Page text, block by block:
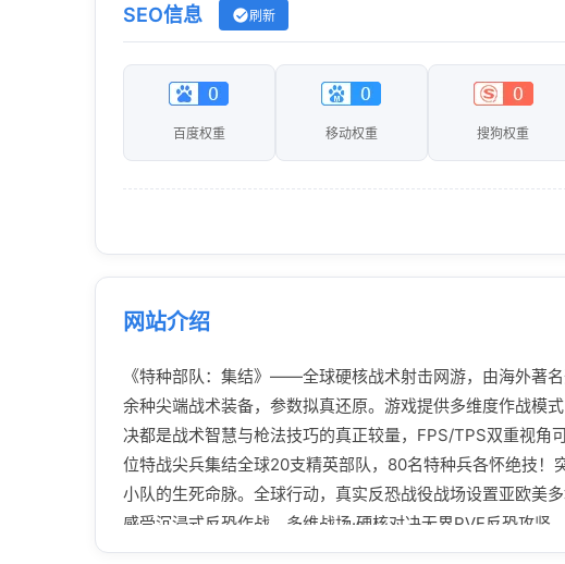
SEO信息 刷新
百度权重 移动权重 搜狗权重
网站介绍
《特种部队：集结》——全球硬核战术射击网游，由海外著
余种尖端战术装备，参数拟真还原。游戏提供多维度作战模
决都是战术智慧与枪法技巧的真正较量，FPS/TPS双重视角
位特战尖兵集结全球20支精英部队，80名特种兵各怀绝技
小队的生死命脉。全球行动，真实反恐战役战场设置亚欧美
感受沉浸式反恐作战。多维战场·硬核对决无界PVE反恐攻
持与AI部队协同推进——你的战术指令，决定小队是成为“尖